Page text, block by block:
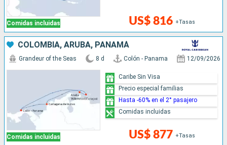
Comidas incluidas US$ 816 +Tasas
COLOMBIA, ARUBA, PANAMÁ
Comidas incluidas
Grandeur of the Seas 8 d Colón - Panama 12/09/2026
US$ 877 +Tasas
Caribe Sin Visa
Precio especial familias
Hasta -60% en el 2° pasajero
Comidas incluidas